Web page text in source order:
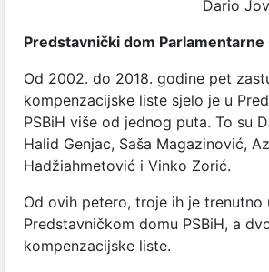
Dario
Predstavnički dom Parlamentarne
Od 2002. do 2018. godine pet
kompenzacijske liste sjelo je u
PSBiH više od jednog puta. To su
Halid Genjac, Saša Magazinović,
Hadžiahmetović i Vinko Zorić.
Od ovih petero, troje ih je trenutno
Predstavničkom domu PSBiH, a
kompenzacijske liste.